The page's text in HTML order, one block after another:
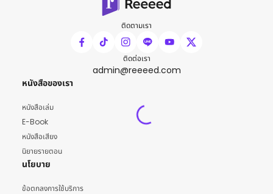
ติดตามเรา
ติดต่อเรา
admin@reeeed.com
หนังสือของเรา
หนังสือเล่ม
E-Book
หนังสือเสียง
นิยายรายตอน
นโยบาย
ข้อตกลงการใช้บริการ